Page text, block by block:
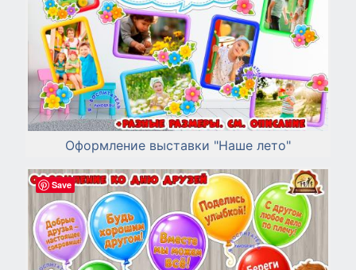
Оформление выставки "Наше лето"
Save